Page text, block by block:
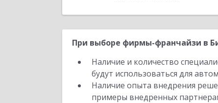
При выборе фирмы-франчайзи в
Наличие и количество
будут использоваться для
Наличие опыта внедрения
примеры внедренных